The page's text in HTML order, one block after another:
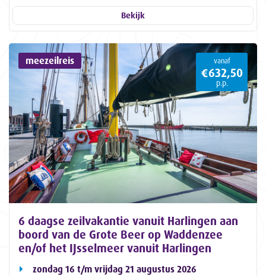
Bekijk
meezeilreis vanaf
€632,50
p.p.
6 daagse zeilvakantie vanuit Harlingen aan
boord van de Grote Beer op Waddenzee
en/of het IJsselmeer vanuit Harlingen
zondag 16 t/m vrijdag 21 augustus 2026